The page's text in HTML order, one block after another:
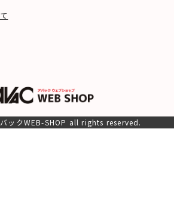
ックWEB-SHOP all rights reserved.